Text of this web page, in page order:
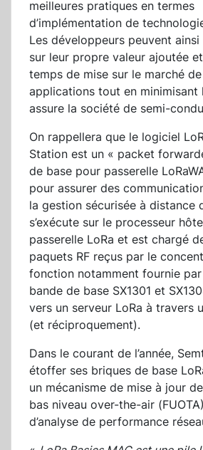
meilleures pratiques en termes
d’implémentation de
Les développeurs peuvent
sur leur propre valeur ajoutée
temps de mise sur le marché
applications tout en minimisant
assure la société de semi-
On rappellera que le logiciel
Station est un « packet
de base pour passerelle
pour assurer des
la gestion sécurisée à distance
s’exécute sur le processeur hôte
passerelle LoRa et est chargé
paquets RF reçus par le
fonction notamment fournie
bande de base SX1301 et
vers un serveur LoRa à travers
(et réciproquement).
Dans le courant de l’année,
étoffer ses briques de base
un mécanisme de mise à jour
bas niveau over-the-air
d’analyse de performance